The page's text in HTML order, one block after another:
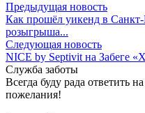
Предыдущая новость
Как прошёл уикенд в Санкт-
розыгрыша...
Следующая новость
NICE by Septivit на Забеге
Служба заботы
Всегда буду рада ответить
пожелания!